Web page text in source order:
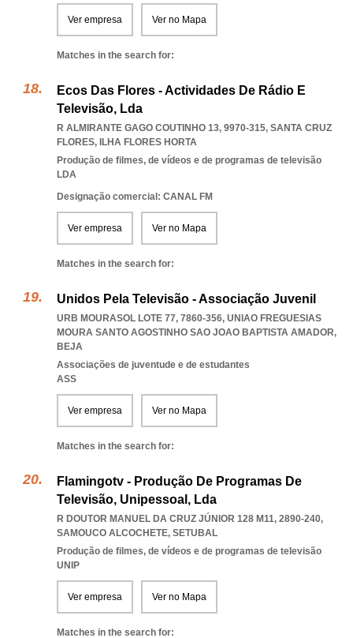
Ver empresa Ver no Mapa
Matches in the search for:
Ecos Das Flores - Actividades De Rádio E
Televisão, Lda
R ALMIRANTE GAGO COUTINHO 13, 9970-315, SANTA CRUZ
FLORES, ILHA FLORES HORTA
Produção de filmes, de vídeos e de programas de televisão
LDA
Designação comercial: CANAL FM
Ver empresa Ver no Mapa
Matches in the search for:
Unidos Pela Televisão - Associação Juvenil
URB MOURASOL LOTE 77, 7860-356, UNIAO FREGUESIAS
MOURA SANTO AGOSTINHO SAO JOAO BAPTISTA AMADOR,
BEJA
Associações de juventude e de estudantes
ASS
Ver empresa Ver no Mapa
Matches in the search for:
Flamingotv - Produção De Programas De
Televisão, Unipessoal, Lda
R DOUTOR MANUEL DA CRUZ JÚNIOR 128 M11, 2890-240,
SAMOUCO ALCOCHETE, SETUBAL
Produção de filmes, de vídeos e de programas de televisão
UNIP
Ver empresa Ver no Mapa
Matches in the search for: